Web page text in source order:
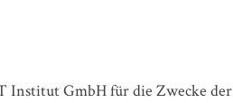
Institut GmbH für die Zwecke der